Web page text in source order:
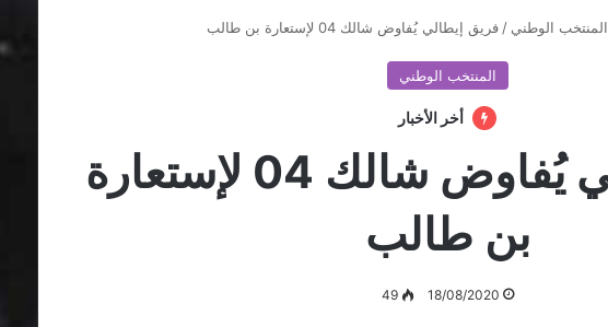
المنتخب الوطني / فريق إيطالي يُفاوض شالك 04 لإستعارة بن طالب
المنتخب الوطني
أخر الأخبار
فريق إيطالي يُفاوض شالك 04 لإستعارة
بن طالب
18/08/2020
49